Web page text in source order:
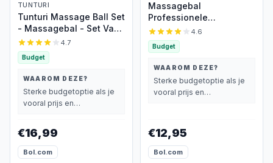
TUNTURI
Tunturi Massage Ball Set
- Massagebal - Set Van
Twee Massageballen -
Kurk
4.7
Budget
WAAROM DEZE?
Sterke budgetoptie als je
vooral prijs en
€16,99
Bol.com
Massagebal
Professionele
Triggerpoint Bal – 8cm
Hoge Dichtheid
Massagestekels –
Lacrossebal – Blauw
4.6
Budget
WAAROM DEZE?
Sterke budgetoptie als je
vooral prijs en
€12,95
Bol.com